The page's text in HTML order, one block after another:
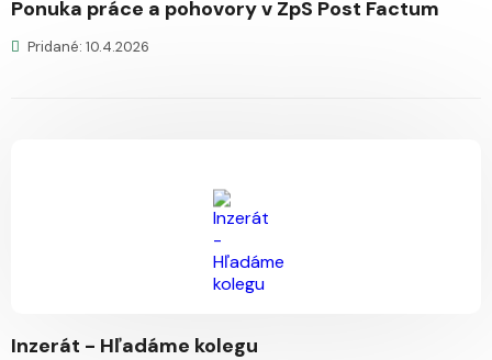
Ponuka práce a pohovory v ZpS Post Factum
Pridané: 10.4.2026
Inzerát - Hľadáme kolegu